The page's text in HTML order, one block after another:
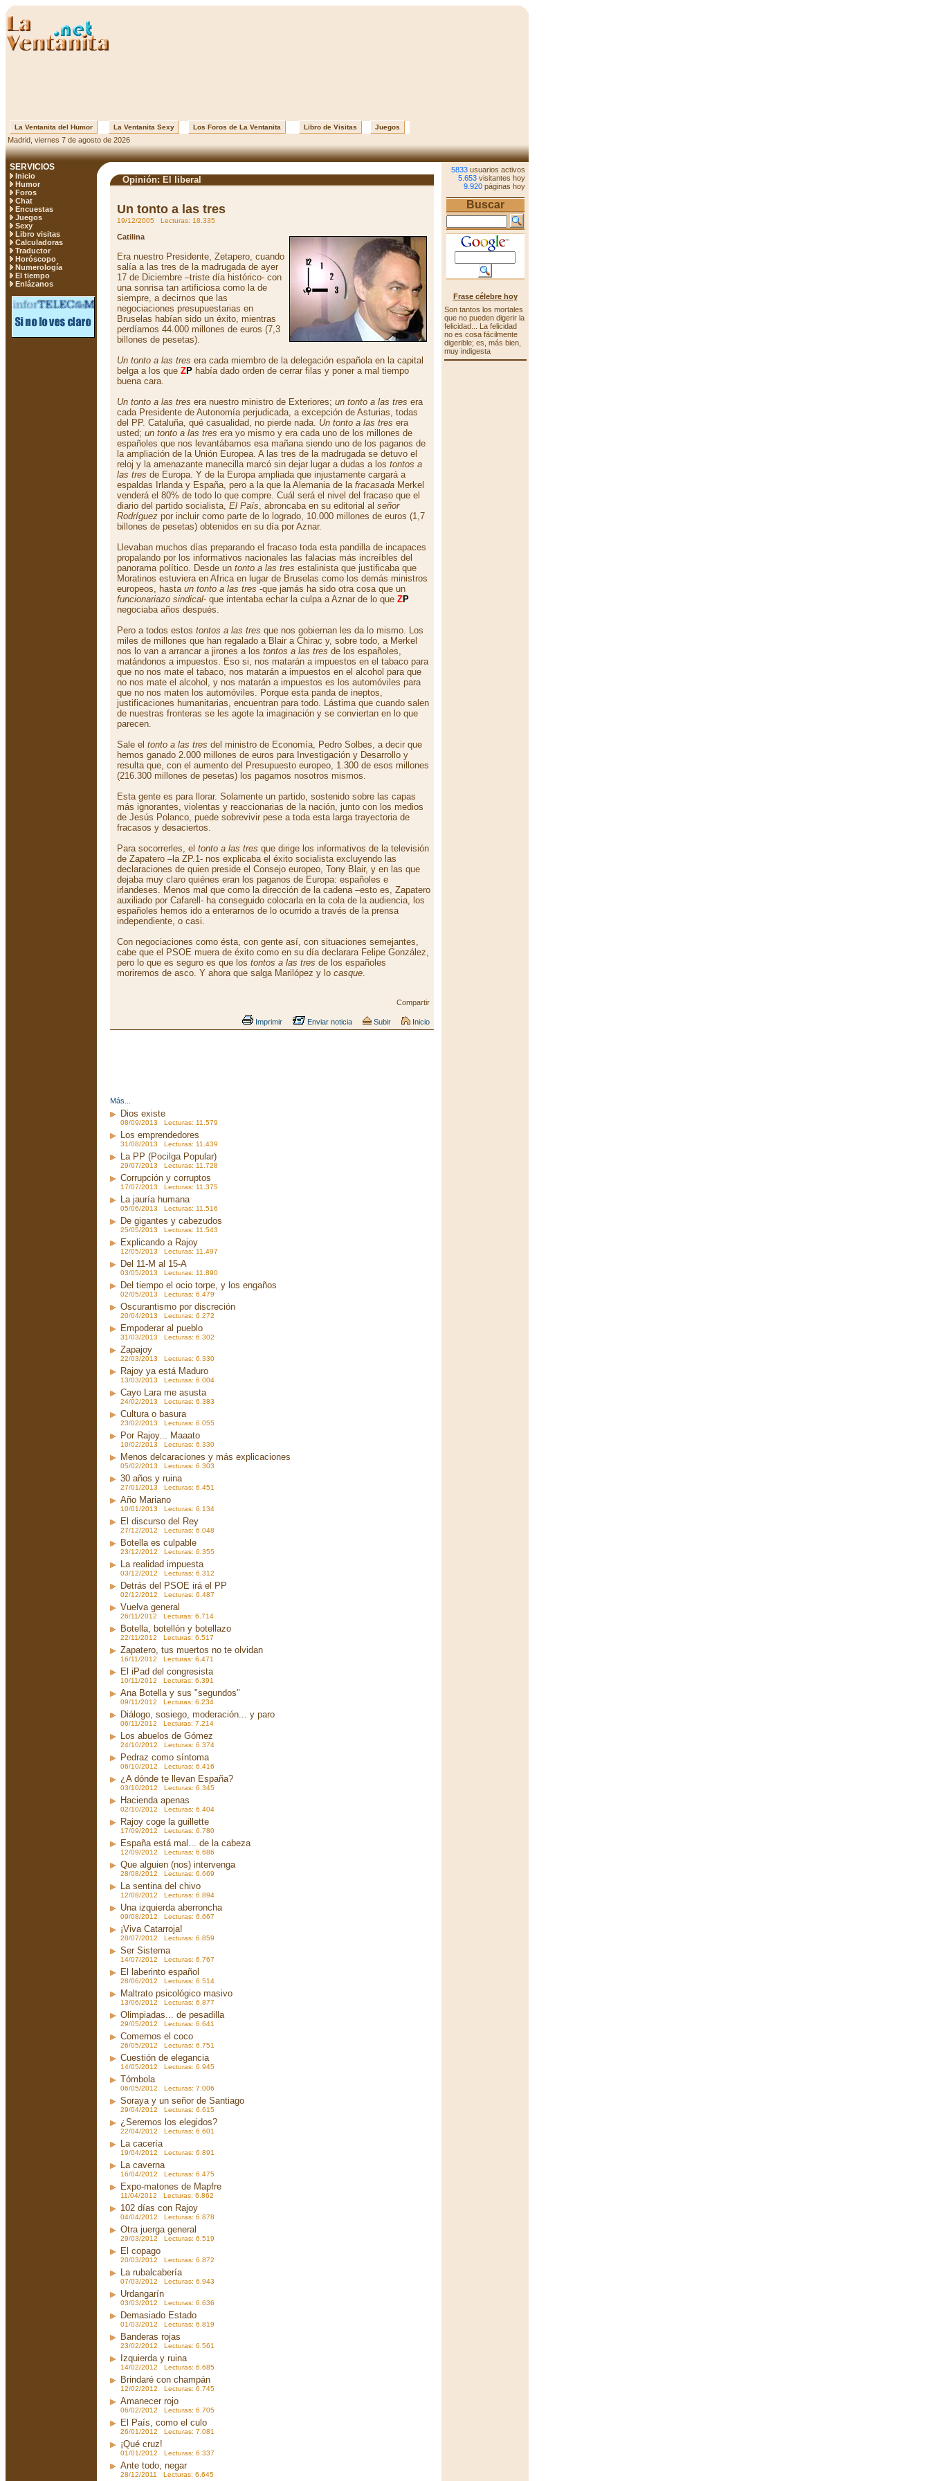
La Ventanita del Humor La Ventanita Sexy Los Foros de La Ventanita Libro de Visitas Juegos
Madrid, viernes 7 de agosto de 2026
SERVICIOS
Inicio
Humor
Foros
Chat
Encuestas
Juegos
Sexy
Libro visitas
Calculadoras
Traductor
Horóscopo
Numerología
El tiempo
Enlázanos
Opinión: El liberal
Un tonto a las tres
19/12/2005 Lecturas: 18.335
Catilina
Era nuestro Presidente, Zetapero, cuando
salía a las tres de la madrugada de ayer
17 de Diciembre –triste día histórico- con
una sonrisa tan artificiosa como la de
siempre, a decirnos que las
negociaciones presupuestarias en
Bruselas habían sido un éxito, mientras
perdíamos 44.000 millones de euros (7,3
billones de pesetas).
Un tonto a las tres era cada miembro de la delegación española en la capital
belga a los que ZP había dado orden de cerrar filas y poner a mal tiempo
buena cara.
Un tonto a las tres era nuestro ministro de Exteriores; un tonto a las tres era
cada Presidente de Autonomía perjudicada, a excepción de Asturias, todas
del PP. Cataluña, qué casualidad, no pierde nada. Un tonto a las tres era
usted; un tonto a las tres era yo mismo y era cada uno de los millones de
españoles que nos levantábamos esa mañana siendo uno de los paganos de
la ampliación de la Unión Europea. A las tres de la madrugada se detuvo el
reloj y la amenazante manecilla marcó sin dejar lugar a dudas a los tontos a
las tres de Europa. Y de la Europa ampliada que injustamente cargará a
espaldas Irlanda y España, pero a la que la Alemania de la fracasada Merkel
venderá el 80% de todo lo que compre. Cuál será el nivel del fracaso que el
diario del partido socialista, El País, abroncaba en su editorial al señor
Rodríguez por incluir como parte de lo logrado, 10.000 millones de euros (1,7
billones de pesetas) obtenidos en su día por Aznar.
Llevaban muchos días preparando el fracaso toda esta pandilla de incapaces
propalando por los informativos nacionales las falacias más increíbles del
panorama político. Desde un tonto a las tres estalinista que justificaba que
Moratinos estuviera en Africa en lugar de Bruselas como los demás ministros
europeos, hasta un tonto a las tres -que jamás ha sido otra cosa que un
funcionariazo sindical- que intentaba echar la culpa a Aznar de lo que ZP
negociaba años después.
Pero a todos estos tontos a las tres que nos gobiernan les da lo mismo. Los
miles de millones que han regalado a Blair a Chirac y, sobre todo, a Merkel
nos lo van a arrancar a jirones a los tontos a las tres de los españoles,
matándonos a impuestos. Eso si, nos matarán a impuestos en el tabaco para
que no nos mate el tabaco, nos matarán a impuestos en el alcohol para que
no nos mate el alcohol, y nos matarán a impuestos es los automóviles para
que no nos maten los automóviles. Porque esta panda de ineptos,
justificaciones humanitarias, encuentran para todo. Lástima que cuando salen
de nuestras fronteras se les agote la imaginación y se conviertan en lo que
parecen.
Sale el tonto a las tres del ministro de Economía, Pedro Solbes, a decir que
hemos ganado 2.000 millones de euros para Investigación y Desarrollo y
resulta que, con el aumento del Presupuesto europeo, 1.300 de esos millones
(216.300 millones de pesetas) los pagamos nosotros mismos.
Esta gente es para llorar. Solamente un partido, sostenido sobre las capas
más ignorantes, violentas y reaccionarias de la nación, junto con los medios
de Jesús Polanco, puede sobrevivir pese a toda esta larga trayectoria de
fracasos y desaciertos.
Para socorrerles, el tonto a las tres que dirige los informativos de la televisión
de Zapatero –la ZP.1- nos explicaba el éxito socialista excluyendo las
declaraciones de quien preside el Consejo europeo, Tony Blair, y en las que
dejaba muy claro quiénes eran los paganos de Europa: españoles e
irlandeses. Menos mal que como la dirección de la cadena –esto es, Zapatero
auxiliado por Cafarell- ha conseguido colocarla en la cola de la audiencia, los
españoles hemos ido a enterarnos de lo ocurrido a través de la prensa
independiente, o casi.
Con negociaciones como ésta, con gente así, con situaciones semejantes,
cabe que el PSOE muera de éxito como en su día declarara Felipe González,
pero lo que es seguro es que los tontos a las tres de los españoles
moriremos de asco. Y ahora que salga Marilópez y lo casque.
Compartir
Imprimir Enviar noticia Subir Inicio
Más...
Dios existe
08/09/2013 Lecturas: 11.579
Los emprendedores
31/08/2013 Lecturas: 11.439
La PP (Pocilga Popular)
29/07/2013 Lecturas: 11.728
Corrupción y corruptos
17/07/2013 Lecturas: 11.375
La jauría humana
05/06/2013 Lecturas: 11.516
De gigantes y cabezudos
25/05/2013 Lecturas: 11.543
Explicando a Rajoy
12/05/2013 Lecturas: 11.497
Del 11-M al 15-A
03/05/2013 Lecturas: 11.890
Del tiempo el ocio torpe, y los engaños
02/05/2013 Lecturas: 6.479
Oscurantismo por discreción
20/04/2013 Lecturas: 6.272
Empoderar al pueblo
31/03/2013 Lecturas: 6.302
Zapajoy
22/03/2013 Lecturas: 6.330
Rajoy ya está Maduro
13/03/2013 Lecturas: 6.004
Cayo Lara me asusta
24/02/2013 Lecturas: 6.383
Cultura o basura
23/02/2013 Lecturas: 6.055
Por Rajoy... Maaato
10/02/2013 Lecturas: 6.330
Menos delcaraciones y más explicaciones
05/02/2013 Lecturas: 6.303
30 años y ruina
27/01/2013 Lecturas: 6.451
Año Mariano
10/01/2013 Lecturas: 6.134
El discurso del Rey
27/12/2012 Lecturas: 6.048
Botella es culpable
23/12/2012 Lecturas: 6.355
La realidad impuesta
03/12/2012 Lecturas: 6.312
Detrás del PSOE irá el PP
02/12/2012 Lecturas: 6.487
Vuelva general
26/11/2012 Lecturas: 6.714
Botella, botellón y botellazo
22/11/2012 Lecturas: 6.517
Zapatero, tus muertos no te olvidan
16/11/2012 Lecturas: 6.471
El iPad del congresista
10/11/2012 Lecturas: 6.391
Ana Botella y sus "segundos"
09/11/2012 Lecturas: 6.234
Diálogo, sosiego, moderación... y paro
06/11/2012 Lecturas: 7.214
Los abuelos de Gómez
24/10/2012 Lecturas: 6.374
Pedraz como síntoma
06/10/2012 Lecturas: 6.416
¿A dónde te llevan España?
03/10/2012 Lecturas: 6.345
Hacienda apenas
02/10/2012 Lecturas: 6.404
Rajoy coge la guillette
17/09/2012 Lecturas: 6.780
España está mal... de la cabeza
12/09/2012 Lecturas: 6.686
Que alguien (nos) intervenga
28/08/2012 Lecturas: 6.669
La sentina del chivo
12/08/2012 Lecturas: 6.894
Una izquierda aberroncha
09/08/2012 Lecturas: 6.667
¡Viva Catarroja!
28/07/2012 Lecturas: 6.859
Ser Sistema
14/07/2012 Lecturas: 6.767
El laberinto español
28/06/2012 Lecturas: 6.514
Maltrato psicológico masivo
13/06/2012 Lecturas: 6.877
Olimpiadas... de pesadilla
29/05/2012 Lecturas: 6.641
Comernos el coco
26/05/2012 Lecturas: 6.751
Cuestión de elegancia
14/05/2012 Lecturas: 6.945
Tómbola
06/05/2012 Lecturas: 7.006
Soraya y un señor de Santiago
29/04/2012 Lecturas: 6.615
¿Seremos los elegidos?
22/04/2012 Lecturas: 6.601
La cacería
19/04/2012 Lecturas: 6.891
La caverna
16/04/2012 Lecturas: 6.475
Expo-matones de Mapfre
11/04/2012 Lecturas: 6.862
102 días con Rajoy
04/04/2012 Lecturas: 6.878
Otra juerga general
29/03/2012 Lecturas: 6.519
El copago
20/03/2012 Lecturas: 6.872
La rubalcabería
07/03/2012 Lecturas: 6.943
Urdangarín
03/03/2012 Lecturas: 6.636
Demasiado Estado
01/03/2012 Lecturas: 6.819
Banderas rojas
23/02/2012 Lecturas: 6.561
Izquierda y ruina
14/02/2012 Lecturas: 6.685
Brindaré con champán
12/02/2012 Lecturas: 6.745
Amanecer rojo
06/02/2012 Lecturas: 6.705
El País, como el culo
26/01/2012 Lecturas: 7.081
¡Qué cruz!
01/01/2012 Lecturas: 6.337
Ante todo, negar
28/12/2011 Lecturas: 6.645
5833 usuarios activos
5.653 visitantes hoy
9.920 páginas hoy
Buscar
Frase célebre hoy
Son tantos los mortales
que no pueden digerir la
felicidad... La felicidad
no es cosa fácilmente
digerible; es, más bien,
muy indigesta